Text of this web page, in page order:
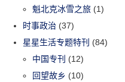
魁北克冰雪之旅 (1)
时事政治 (37)
星星生活专题特刊 (84)
中国专刊 (12)
回望故乡 (10)